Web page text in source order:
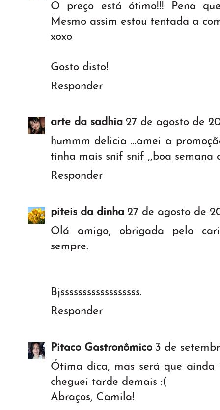
O preço está ótimo!!! Pena
Mesmo assim estou tentada a
xoxo
Gosto disto!
Responder
arte da sadhia 27 de agosto de
hummm delicia ...amei a
tinha mais snif snif ,,boa semana
Responder
piteis da dinha 27 de agosto de
Olá amigo, obrigada pelo
sempre.
Bjssssssssssssssssss.
Responder
Pitaco Gastronômico 3 de
Ótima dica, mas será que ainda
cheguei tarde demais :(
Abraços, Camila!